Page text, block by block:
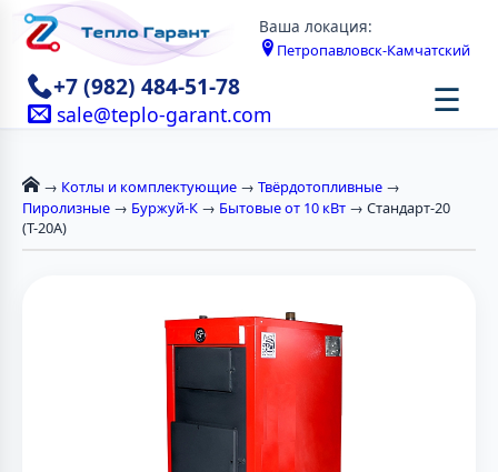
Ваша локация:
Петропавловск-Камчатский
+7 (982) 484-51-78
sale@teplo-garant.com ☰
→ Котлы и комплектующие → Твёрдотопливные →
Пиролизные → Буржуй-К → Бытовые от 10 кВт → Стандарт-20
(Т-20А)